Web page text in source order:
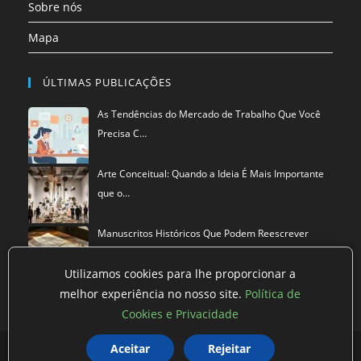
Sobre nós
Mapa
ÚLTIMAS PUBLICAÇÕES
As Tendências do Mercado de Trabalho Que Você
Precisa C…
Arte Conceitual: Quando a Ideia É Mais Importante
que o…
Manuscritos Históricos Que Podem Reescrever
Política de privacidade Termos de Uso Exclusão de Dados
Utilizamos cookies para lhe proporcionar a
melhor experiência no nosso site. Política de
Cookies e Privacidade
Aceitar Rejeitar